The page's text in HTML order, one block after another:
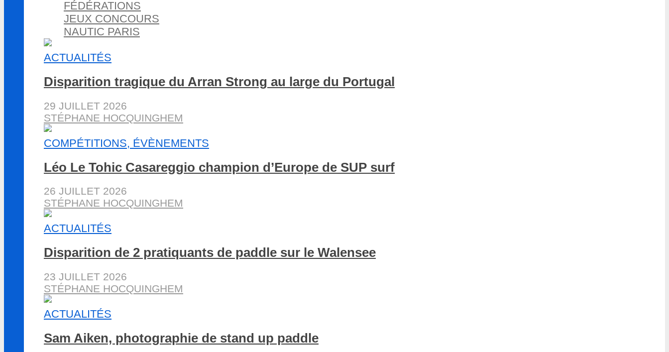
FÉDÉRATIONS
JEUX CONCOURS
NAUTIC PARIS
ACTUALITÉS
Disparition tragique du Arran Strong au large du Portugal
29 JUILLET 2026
STÉPHANE HOCQUINGHEM
COMPÉTITIONS, ÉVÈNEMENTS
Léo Le Tohic Casareggio champion d’Europe de SUP surf
26 JUILLET 2026
STÉPHANE HOCQUINGHEM
ACTUALITÉS
Disparition de 2 pratiquants de paddle sur le Walensee
23 JUILLET 2026
STÉPHANE HOCQUINGHEM
ACTUALITÉS
Sam Aiken, photographie de stand up paddle